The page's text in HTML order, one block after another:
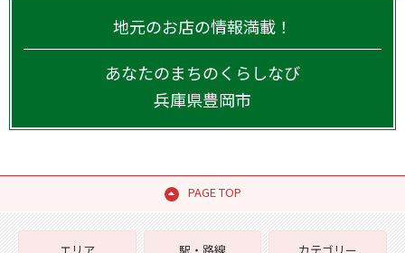
地元のお店の情報満載！
あなたのまちのくらしなび
兵庫県豊岡市
PAGE TOP